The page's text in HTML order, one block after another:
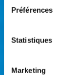
Préférences
Statistiques
Marketing